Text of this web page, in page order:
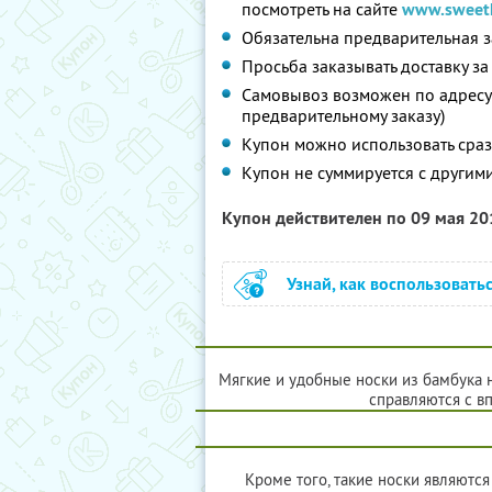
посмотреть на сайте
Обязательна предварительная
Просьба заказывать доставку
Самовывоз возможен по
предварительному заказу)
Купон можно использовать
Купон не суммируется с
Купон действителен по 09 мая
Узнай, как
Мягкие и удобные носки из бамбука
справляются с
Кроме того, такие носки